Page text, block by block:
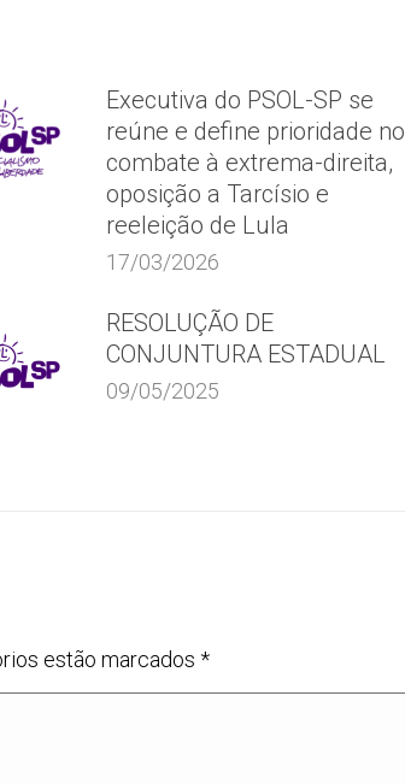
Executiva do PSOL-SP se
reúne e define prioridade no
combate à extrema-direita,
oposição a Tarcísio e
reeleição de Lula
17/03/2026
RESOLUÇÃO DE
CONJUNTURA ESTADUAL
09/05/2025
estão marcados *